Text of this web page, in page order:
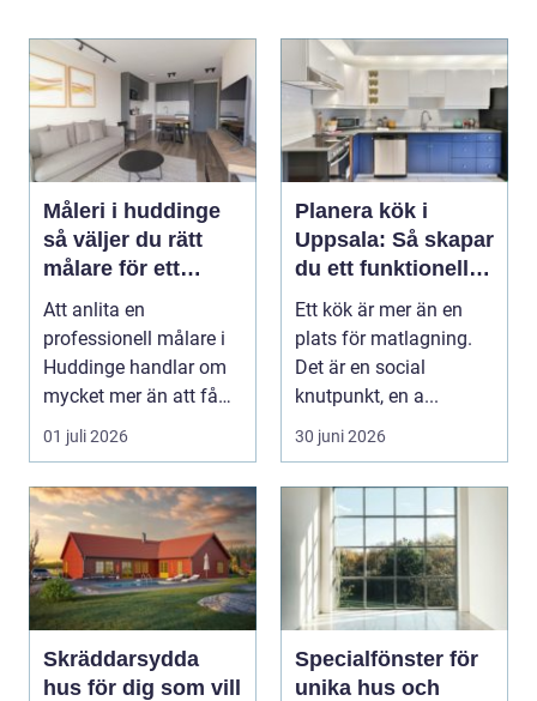
Måleri i huddinge
så väljer du rätt
målare för ett
hållbart resultat
Att anlita en
professionell målare i
Huddinge handlar om
mycket mer än att få
nya färger på
väggarna...
01 juli 2026
Planera kök i
Uppsala: Så skapar
du ett funktionellt
och hållbart kök
Ett kök är mer än en
plats för matlagning.
Det är en social
knutpunkt, en a...
30 juni 2026
Skräddarsydda
hus för dig som vill
Specialfönster för
unika hus och